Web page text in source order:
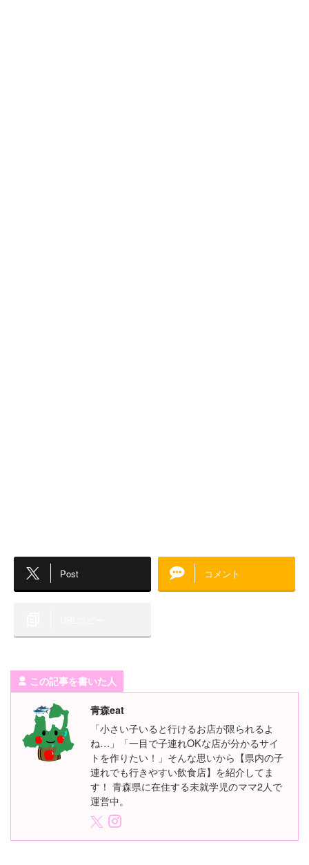
Post コメント
この記事を書いた人
青森eat
「小さい子いると行けるお店が限られるよ
ね…」「一目で子連れOKな店が分かるサイ
トを作りたい！」そんな思いから【県内の子
連れでも行きやすい飲食店】を紹介してま
す！ 青森県に在住する未就学児のママ2人で
運営中。